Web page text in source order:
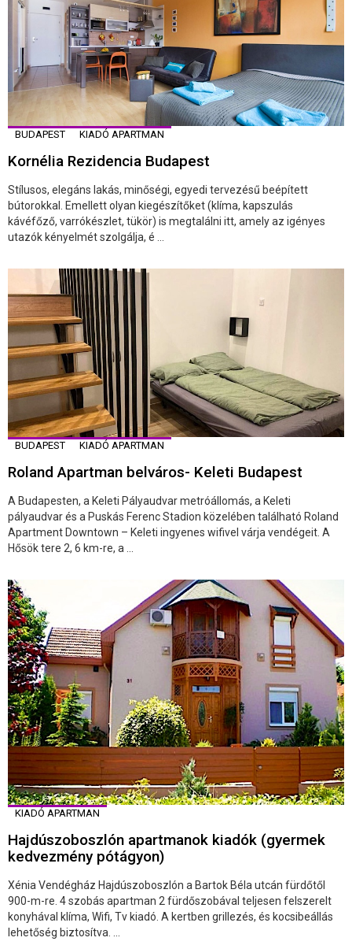
BUDAPEST KIADÓ APARTMAN
Kornélia Rezidencia Budapest
Stílusos, elegáns lakás, minőségi, egyedi tervezésű beépített
bútorokkal. Emellett olyan kiegészítőket (klíma, kapszulás
kávéfőző, varrókészlet, tükör) is megtalálni itt, amely az igényes
utazók kényelmét szolgálja, é ...
BUDAPEST KIADÓ APARTMAN
Roland Apartman belváros- Keleti Budapest
A Budapesten, a Keleti Pályaudvar metróállomás, a Keleti
pályaudvar és a Puskás Ferenc Stadion közelében található Roland
Apartment Downtown – Keleti ingyenes wifivel várja vendégeit. A
Hősök tere 2, 6 km-re, a ...
KIADÓ APARTMAN
Hajdúszoboszlón apartmanok kiadók (gyermek
kedvezmény pótágyon)
Xénia Vendégház Hajdúszoboszlón a Bartok Béla utcán fürdőtől
900-m-re. 4 szobás apartman 2 fürdőszobával teljesen felszerelt
konyhával klíma, Wifi, Tv kiadó. A kertben grillezés, és kocsibeállás
lehetőség biztosítva. ...